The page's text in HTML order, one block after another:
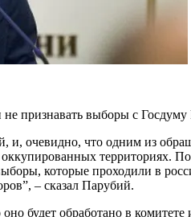
признавать выборы с
и, очевидно, что одним из
которые проходили в
– сказал Парубий.
будет обработано в